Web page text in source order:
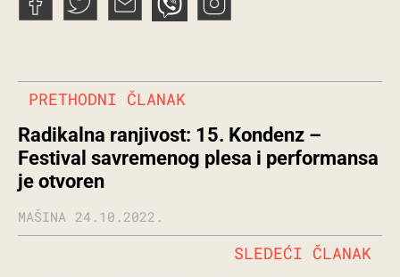
PRETHODNI ČLANAK
Radikalna ranjivost: 15. Kondenz –
Festival savremenog plesa i performansa
je otvoren
MAŠINA 24.10.2022.
SLEDEĆI ČLANAK